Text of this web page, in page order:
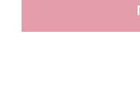
проведення
спеціального